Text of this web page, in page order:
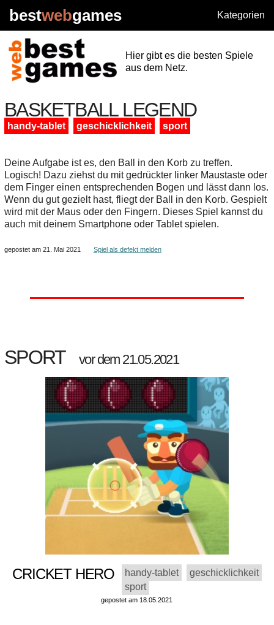
bestwebgames Kategorien
Hier gibt es die besten Spiele
aus dem Netz.
BASKETBALL LEGEND
handy-tablet geschicklichkeit sport
Deine Aufgabe ist es, den Ball in den Korb zu treffen.
Logisch! Dazu ziehst du mit gedrückter linker Maustaste oder
dem Finger einen entsprechenden Bogen und lässt dann los.
Wenn du gut gezielt hast, fliegt der Ball in den Korb. Gespielt
wird mit der Maus oder den Fingern. Dieses Spiel kannst du
auch mit deinem Smartphone oder Tablet spielen.
gepostet am 21. Mai 2021 Spiel als defekt melden
SPORT vor dem 21.05.2021
CRICKET HERO handy-tablet
geschicklichkeit
sport
gepostet am 18.05.2021